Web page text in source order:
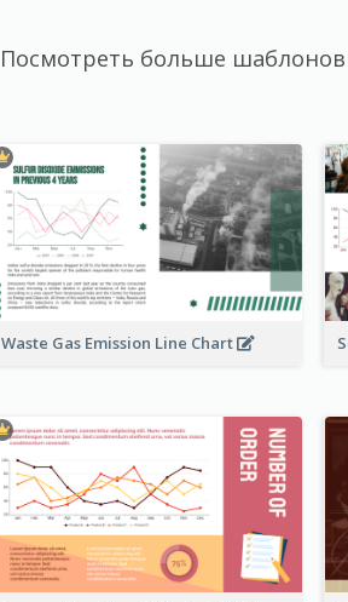
Посмотреть больше
Waste Gas Emission Line Chart